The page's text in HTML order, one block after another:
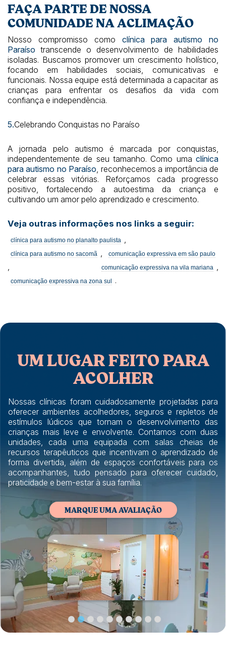
FAÇA PARTE DE NOSSA
COMUNIDADE NA ACLIMAÇÃO
Nosso compromisso como clínica para autismo no
Paraíso transcende o desenvolvimento de habilidades
isoladas. Buscamos promover um crescimento holístico,
focando em habilidades sociais, comunicativas e
funcionais. Nossa equipe está determinada a capacitar as
crianças para enfrentar os desafios da vida com
confiança e independência.
5.Celebrando Conquistas no Paraíso
A jornada pelo autismo é marcada por conquistas,
independentemente de seu tamanho. Como uma clínica
para autismo no Paraíso, reconhecemos a importância de
celebrar essas vitórias. Reforçamos cada progresso
positivo, fortalecendo a autoestima da criança e
cultivando um amor pelo aprendizado e crescimento.
Veja outras informações nos links a seguir:
clínica para autismo no planalto paulista ,
clínica para autismo no sacomã , comunicação expressiva em são paulo
, comunicação expressiva na vila mariana ,
comunicação expressiva na zona sul .
UM LUGAR FEITO PARA
ACOLHER
Nossas clínicas foram cuidadosamente projetadas para
oferecer ambientes acolhedores, seguros e repletos de
estímulos lúdicos que tornam o desenvolvimento das
crianças mais leve e envolvente. Contamos com duas
unidades, cada uma equipada com salas cheias de
recursos terapêuticos que incentivam o aprendizado de
forma divertida, além de espaços confortáveis para os
acompanhantes, tudo pensado para oferecer cuidado,
praticidade e bem-estar à sua família.
MARQUE UMA AVALIAÇÃO